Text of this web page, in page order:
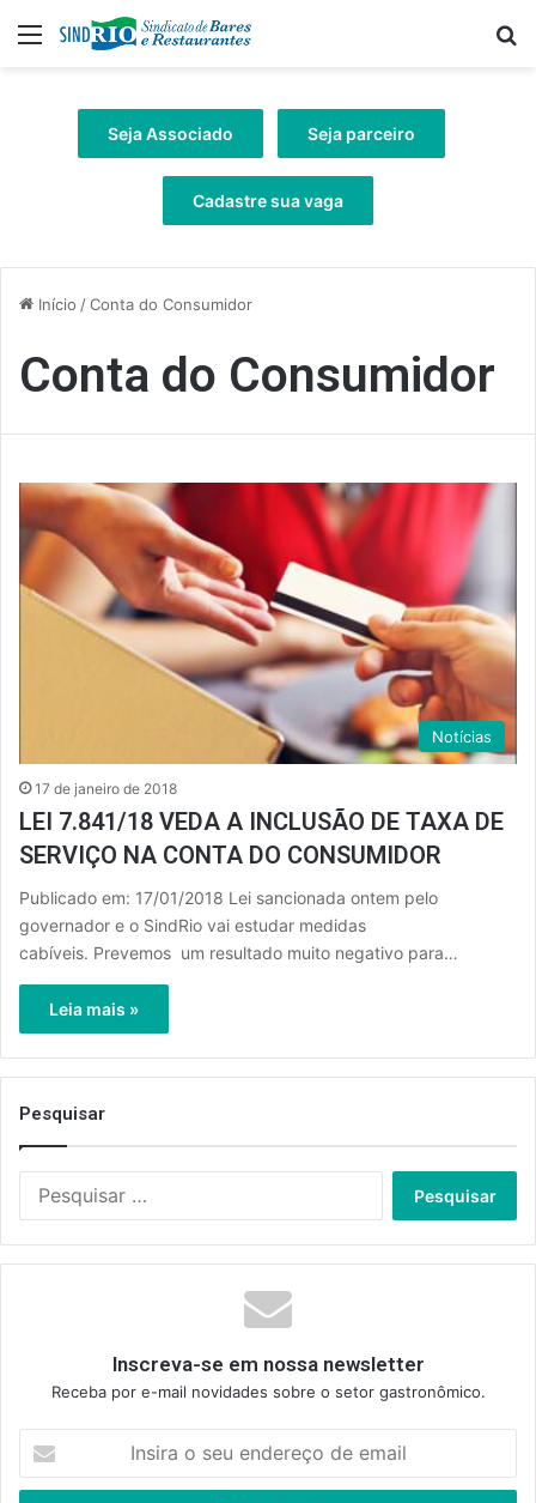
Menu
Seja Associado Seja parceiro
Cadastre sua vaga
Início /Conta do Consumidor
Conta do Consumidor
Notícias
17 de janeiro de 2018
LEI 7.841/18 VEDA A INCLUSÃO DE TAXA DE
SERVIÇO NA CONTA DO CONSUMIDOR
Publicado em: 17/01/2018 Lei sancionada ontem pelo
governador e o SindRio vai estudar medidas
cabíveis. Prevemos um resultado muito negativo para…
Leia mais »
Pesquisar
Inscreva-se em nossa newsletter
Receba por e-mail novidades sobre o setor gastronômico.
seu